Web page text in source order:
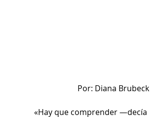
Por: Diana Brubeck
«Hay que comprender —decía